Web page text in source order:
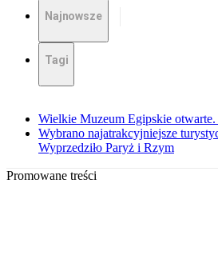
Najnowsze
Tagi
Wielkie Muzeum Egipskie otwarte.
Wybrano najatrakcyjniejsze
Wyprzedziło Paryż i Rzym
Promowane treści